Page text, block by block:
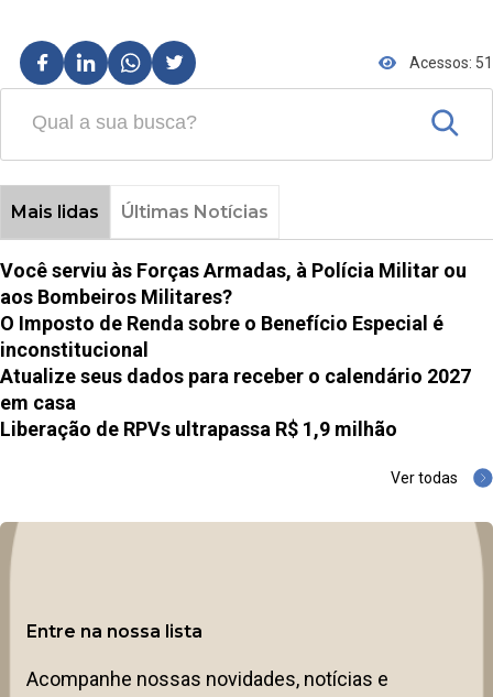
Acessos: 51
Mais lidas Últimas Notícias
Você serviu às Forças Armadas, à Polícia Militar ou
aos Bombeiros Militares?
O Imposto de Renda sobre o Benefício Especial é
inconstitucional
Atualize seus dados para receber o calendário 2027
em casa
Liberação de RPVs ultrapassa R$ 1,9 milhão
Ver todas
Entre na nossa lista
Acompanhe nossas novidades, notícias e